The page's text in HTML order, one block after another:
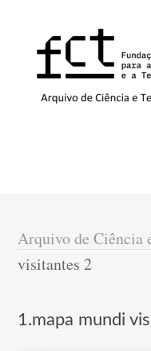
Arquivo de Ciência
visitantes 2
1.mapa mundi